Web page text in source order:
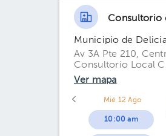
Consultorio
Municipio de
Av 3A Pte 210,
Consultorio Local
Ver mapa
Mié 12 Ago
10:00 am